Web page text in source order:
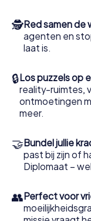
jezelf en jouw
krijg toegang tot
van myCityHunt
wereld van
Radom in een
🕵Red samen de
agenten en
laat is.
🔒Los puzzels op
reality-ruimtes,
ontmoetingen
meer.
🤝Bundel jullie
past bij zijn of
Diplomaat –
👥Perfect voor